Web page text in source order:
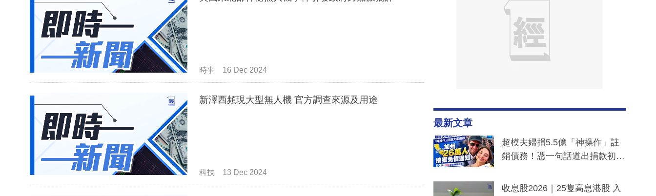
時事 16 Dec 2024
新澤西頻現大型無人機 官方調查來源及用途
科技 13 Dec 2024
最新文章
超模夫婦捐5.5億「神操作」註
銷債務！憑一句話道出捐款初
一度被誤當詐騙手段
收息股2026｜25隻高息港股 入